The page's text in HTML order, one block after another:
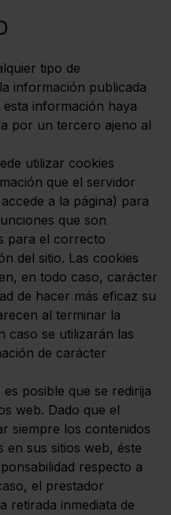
tipo de
información publicada
información haya
por un tercero ajeno al
utilizar cookies
que el servidor
a la página) para
que son
para el correcto
del sitio. Las cookies
en todo caso, carácter
de hacer más eficaz su
al terminar la
caso se utilizarán las
de carácter
posible que se redirija
web. Dado que el
siempre los contenidos
sus sitios web, éste
respecto a
el prestador
retirada inmediata de